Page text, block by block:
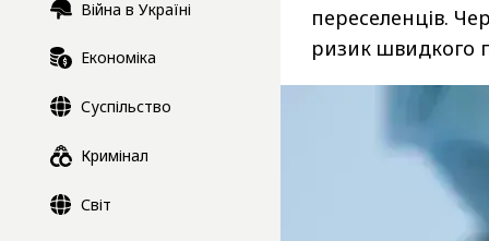
Війна в Україні
Економіка
Суспільство
Кримінал
Світ
переселенців.
ризик швидкого